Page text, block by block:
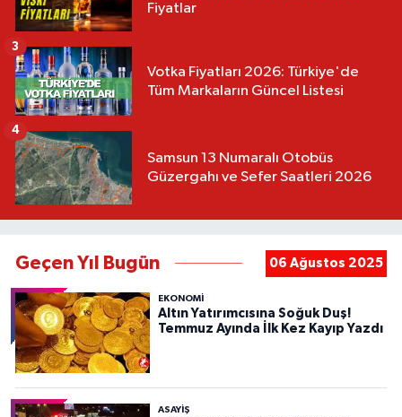
Fiyatlar
Votka Fiyatları 2026: Türkiye'de
Tüm Markaların Güncel Listesi
3
Samsun 13 Numaralı Otobüs
Güzergahı ve Sefer Saatleri 2026
4
Geçen Yıl Bugün 06 Ağustos 2025
EKONOMİ
Altın Yatırımcısına Soğuk Duş!
Temmuz Ayında İlk Kez Kayıp Yazdı
ASAYIŞ